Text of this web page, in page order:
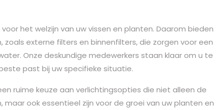
het welzijn van uw vissen en planten. Daarom bieden
externe filters en binnenfilters, die zorgen voor een
Onze deskundige medewerkers staan klaar om u te
past bij uw specifieke situatie.
ruime keuze aan verlichtingsopties die niet alleen de
ook essentieel zijn voor de groei van uw planten en